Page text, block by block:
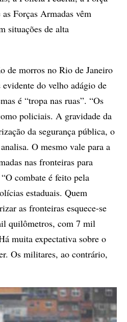
Forças Armadas vêm
situações de alta
de morros no Rio de Janeiro
do velho adágio de
é “tropa nas ruas”. “Os
policiais. A gravidade da
da segurança pública, o
O mesmo vale para a
nas fronteiras para
combate é feito pela
estaduais. Quem
as fronteiras esquece-se
quilômetros, com 7 mil
muita expectativa sobre o
Os militares, ao contrário,